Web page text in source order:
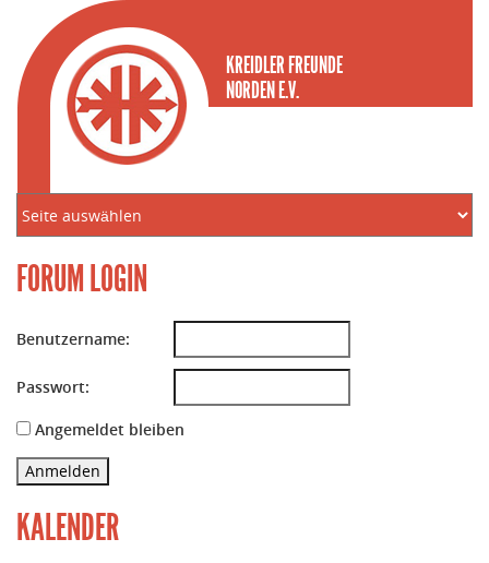
KREIDLER FREUNDE
NORDEN E.V.
FORUM LOGIN
Benutzername:
Passwort:
Angemeldet bleiben
Anmelden
KALENDER